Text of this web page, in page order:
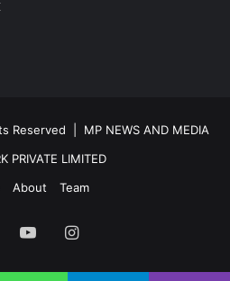
Reserved | MP NEWS AND MEDIA
PRIVATE LIMITED
About Team
YouTubeInstagram